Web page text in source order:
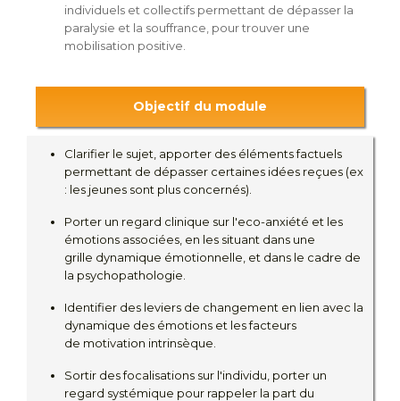
individuels et collectifs permettant de dépasser la
paralysie et la souffrance, pour trouver une
mobilisation positive.
Objectif du module
Clarifier le sujet, apporter des éléments factuels
permettant de dépasser certaines idées reçues (ex
: les jeunes sont plus concernés).
Porter un regard clinique sur l'eco-anxiété et les
émotions associées, en les situant dans une
grille dynamique émotionnelle, et dans le cadre de
la psychopathologie.
Identifier des leviers de changement en lien avec la
dynamique des émotions et les facteurs
de motivation intrinsèque.
Sortir des focalisations sur l'individu, porter un
regard systémique pour rappeler la part du